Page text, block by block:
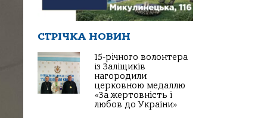
СТРІЧКА НОВИН
15-річного волонтера
із Заліщиків
нагородили
церковною медаллю
«За жертовність і
любов до України»